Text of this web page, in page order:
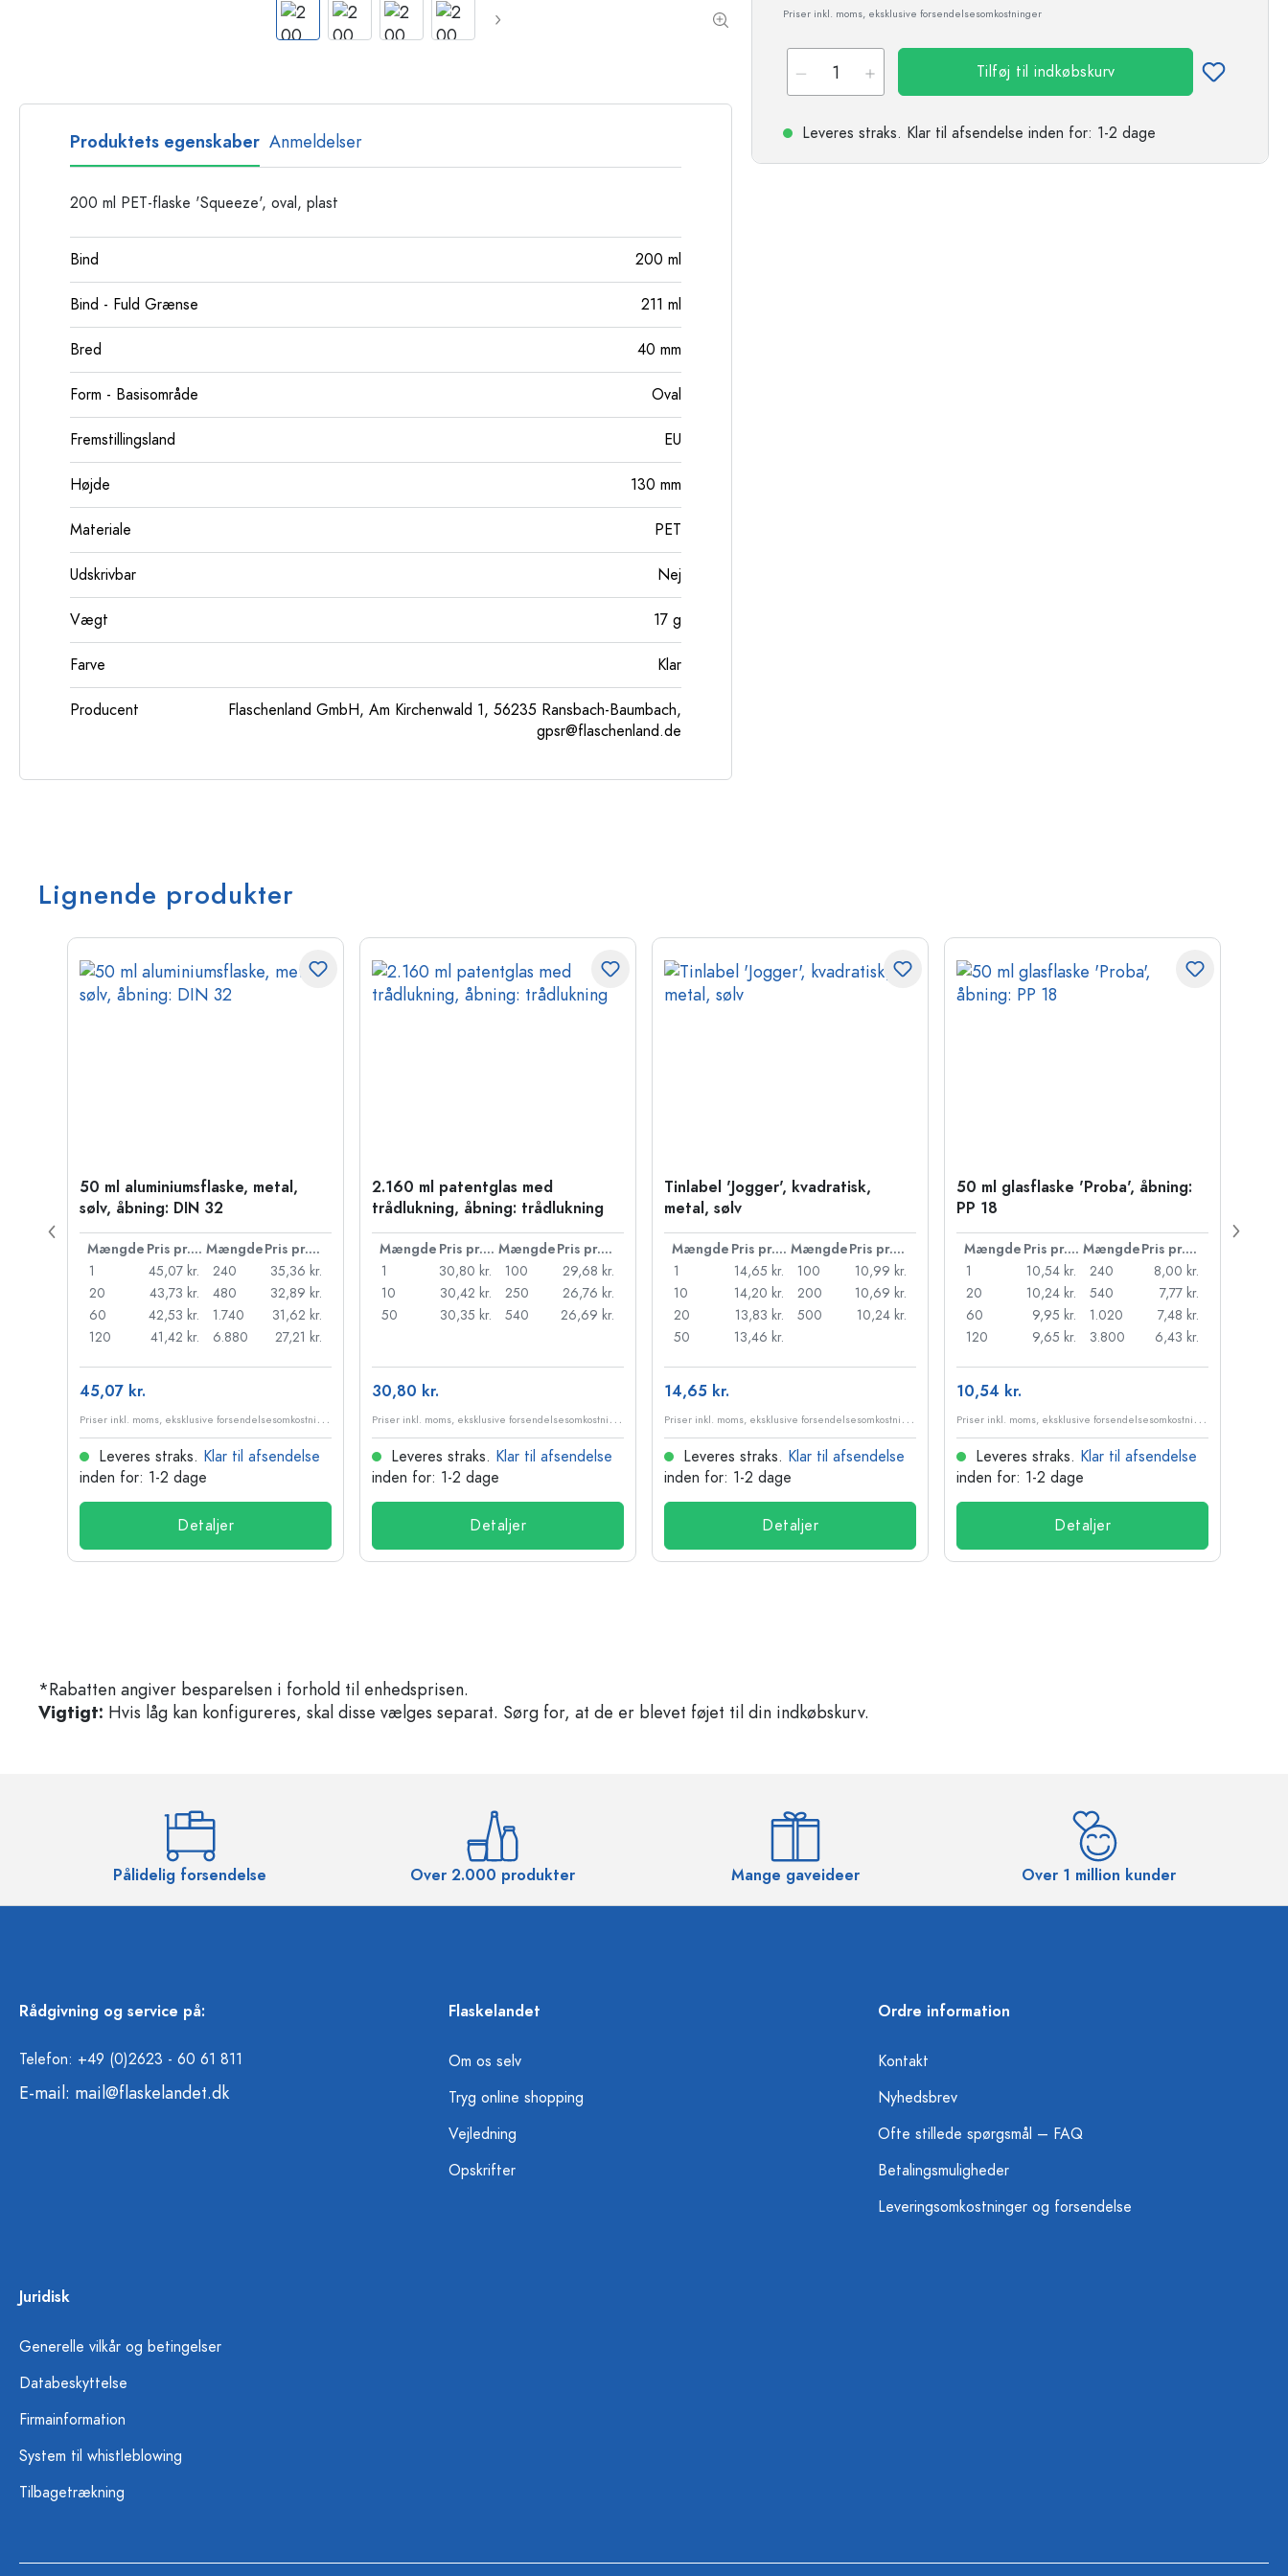
Glasflasker
Plastflasker
Priser inkl. moms, eksklusive forsendelsesomkostninger
Tilføj til indkøbskurv
Leveres straks. Klar til afsendelse inden for: 1-2 dage
Produktets egenskaber Anmeldelser
200 ml PET-flaske 'Squeeze', oval, plast
Bind 200 ml
Bind - Fuld Grænse 211 ml
Bred 40 mm
Form - Basisområde Oval
Fremstillingsland EU
Højde 130 mm
Materiale PET
Udskrivbar Nej
Vægt 17 g
Farve Klar
Producent
Flaschenland GmbH, Am Kirchenwald 1, 56235 Ransbach-Baumbach,
gpsr@flaschenland.de
Lignende produkter
50 ml aluminiumsflaske, metal,
sølv, åbning: DIN 32
Mængde Pris pr. stk. Mængde
Pris pr. stk.
1
45,07 kr.
20
43,73 kr.
60
42,53 kr.
120
41,42 kr.
240
35,36 kr.
480
32,89 kr.
1.740
31,62 kr.
6.880
27,21 kr.
45,07 kr.
P
riser inkl. moms, eksklusive forsendelsesomkostninger
Leveres straks. Klar til afsendelse
inden for: 1-2 dage
Detaljer
2.160 ml patentglas med
trådlukning, åbning: trådlukning
Mængde Pris pr. stk. Mængde
Pris pr. stk.
1
30,80 kr.
10
30,42 kr.
50
30,35 kr.
100
29,68 kr.
250
26,76 kr.
540
26,69 kr.
30,80 kr.
P
riser inkl. moms, eksklusive forsendelsesomkostninger
Leveres straks. Klar til afsendelse
inden for: 1-2 dage
Detaljer
Tinlabel 'Jogger', kvadratisk,
metal, sølv
Mængde Pris pr. stk. Mængde
Pris pr. stk.
1
14,65 kr.
10
14,20 kr.
20
13,83 kr.
50
13,46 kr.
100
10,99 kr.
200
10,69 kr.
500
10,24 kr.
14,65 kr.
P
riser inkl. moms, eksklusive forsendelsesomkostninger
Leveres straks. Klar til afsendelse
inden for: 1-2 dage
Detaljer
50 ml glasflaske 'Proba', åbning:
PP 18
Mængde Pris pr. stk. Mængde
Pris pr. stk.
1
10,54 kr.
20
10,24 kr.
60
9,95 kr.
120
9,65 kr.
240
8,00 kr.
540
7,77 kr.
1.020
7,48 kr.
3.800
6,43 kr.
10,54 kr.
P
riser inkl. moms, eksklusive forsendelsesomkostninger
Leveres straks. Klar til afsendelse
inden for: 1-2 dage
Detaljer
*Rabatten angiver besparelsen i forhold til enhedsprisen.
Vigtigt: Hvis låg kan konfigureres, skal disse vælges separat. Sørg for, at de er blevet føjet til din indkøbskurv.
Pålidelig forsendelse Over 2.000 produkter Mange gaveideer Over 1 million kunder
Rådgivning og service på:
Telefon: +49 (0)2623 - 60 61 811
E-mail: mail@flaskelandet.dk
Flaskelandet
Om os selv
Tryg online shopping
Vejledning
Opskrifter
Ordre information
Kontakt
Nyhedsbrev
Ofte stillede spørgsmål – FAQ
Betalingsmuligheder
Leveringsomkostninger og forsendelse
Juridisk
Generelle vilkår og betingelser
Databeskyttelse
Firmainformation
System til whistleblowing
Tilbagetrækning